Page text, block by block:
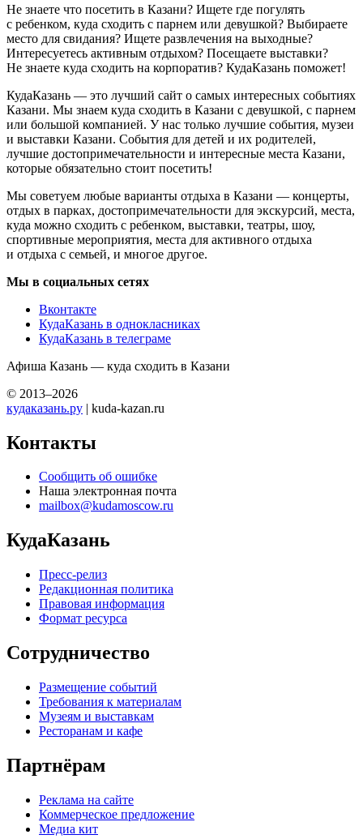
Не знаете что посетить в Казани? Ищете где погулять
с ребенком, куда сходить с парнем или девушкой? Выбираете
место для свидания? Ищете развлечения на выходные?
Интересуетесь активным отдыхом? Посещаете выставки?
Не знаете куда сходить на корпоратив? КудаКазань поможет!
КудаКазань — это лучший сайт о самых интересных событиях
Казани. Мы знаем куда сходить в Казани с девушкой, с парнем
или большой компанией. У нас только лучшие события, музеи
и выставки Казани. События для детей и их родителей,
лучшие достопримечательности и интересные места Казани,
которые обязательно стоит посетить!
Мы советуем любые варианты отдыха в Казани — концерты,
отдых в парках, достопримечательности для экскурсий, места,
куда можно сходить с ребенком, выставки, театры, шоу,
спортивные мероприятия, места для активного отдыха
и отдыха с семьей, и многое другое.
Мы в социальных сетях
Вконтакте
КудаКазань в однокласниках
КудаКазань в телеграме
Афиша Казань — куда сходить в Казани
© 2013–2026
кудаказань.ру | kuda-kazan.ru
Контакты
Сообщить об ошибке
Наша электронная почта
mailbox@kudamoscow.ru
КудаКазань
Пресс-релиз
Редакционная политика
Правовая информация
Формат ресурса
Сотрудничество
Размещение событий
Требования к материалам
Музеям и выставкам
Ресторанам и кафе
Партнёрам
Реклама на сайте
Коммерческое предложение
Медиа кит